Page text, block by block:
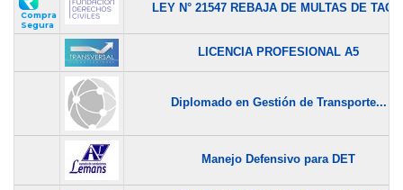
Compra
Segura
LEY N° 21547 REBAJA DE MULTAS DE
LICENCIA PROFESIONAL A5
Diplomado en Gestión de Transporte...
Manejo Defensivo para DET